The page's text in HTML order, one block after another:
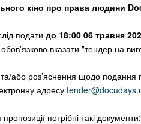
кіно про права людини
подати до 18:00 06 травня
вказати "тендер на
або роз’яснення щодо подання
адресу
потрібні такі документи: